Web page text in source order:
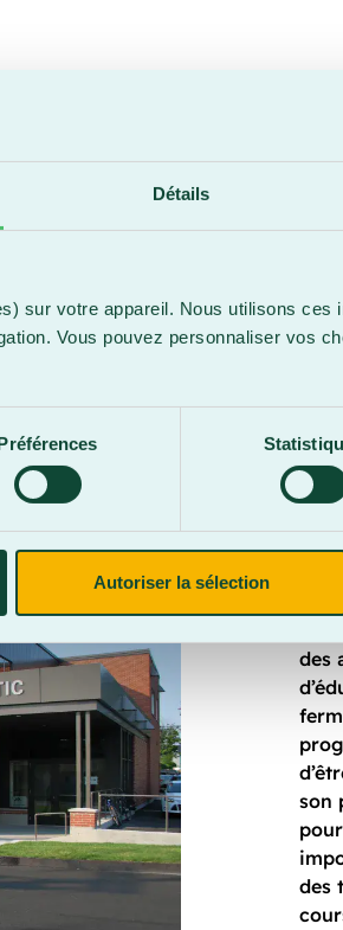
Détails
sur votre appareil. Nous utilisons ces
Vous pouvez personnaliser vos
Autoriser la sélection
fin
des
Le
des
son
des